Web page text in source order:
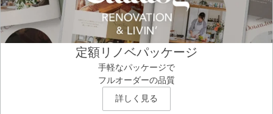
定額リノベパッケージ
手軽なパッケージで
フルオーダーの品質
詳しく見る